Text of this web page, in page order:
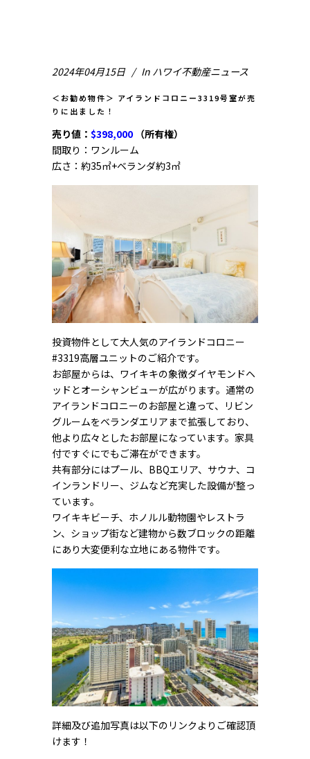
2024年04月15日 In ハワイ不動産ニュース
＜お勧め物件＞ アイランドコロニー3319号室が売
りに出ました！
売り値： $398,000 （所有権）
間取り：ワンルーム
広さ：約35㎡+ベランダ約3㎡
投資物件として大人気のアイランドコロニー
#3319高層ユニットのご紹介です。
お部屋からは、ワイキキの象徴ダイヤモンドヘ
ッドとオーシャンビューが広がります。通常の
アイランドコロニーのお部屋と違って、リビン
グルームをベランダエリアまで拡張しており、
他より広々としたお部屋になっています。家具
付ですぐにでもご滞在ができます。
共有部分にはプール、BBQエリア、サウナ、コ
インランドリー、ジムなど充実した設備が整っ
ています。
ワイキキビーチ、ホノルル動物園やレストラ
ン、ショップ街など建物から数ブロックの距離
にあり大変便利な立地にある物件です。
詳細及び追加写真は以下のリンクよりご確認頂
けます！